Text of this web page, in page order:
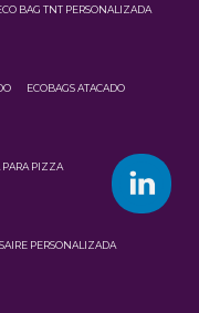
BAG TNT PERSONALIZADA
ECOBAGS ATACADO
PARA PIZZA
PERSONALIZADA